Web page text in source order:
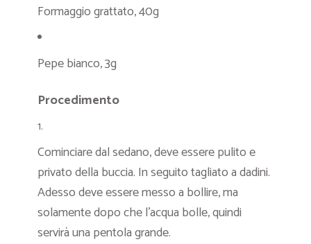
Formaggio grattato, 40g
Pepe bianco, 3g
Procedimento
Cominciare dal sedano, deve essere pulito e
privato della buccia. In seguito tagliato a dadini.
Adesso deve essere messo a bollire, ma
solamente dopo che l’acqua bolle, quindi
servirà una pentola grande.